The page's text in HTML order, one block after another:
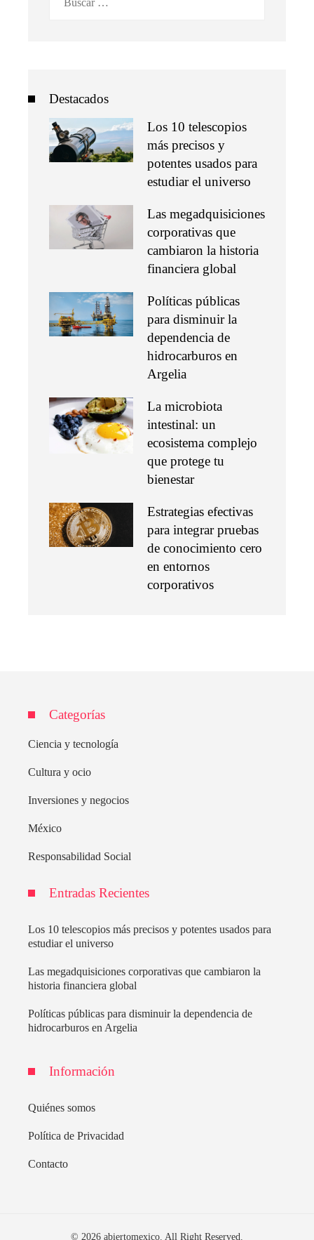
Destacados
Los 10 telescopios
más precisos y
potentes usados para
estudiar el universo
Las megadquisiciones
corporativas que
cambiaron la historia
financiera global
Políticas públicas
para disminuir la
dependencia de
hidrocarburos en
Argelia
La microbiota
intestinal: un
ecosistema complejo
que protege tu
bienestar
Estrategias efectivas
para integrar pruebas
de conocimiento cero
en entornos
corporativos
Categorías
Ciencia y tecnología
Cultura y ocio
Inversiones y negocios
México
Responsabilidad Social
Entradas Recientes
Los 10 telescopios más precisos y potentes usados para
estudiar el universo
Las megadquisiciones corporativas que cambiaron la
historia financiera global
Políticas públicas para disminuir la dependencia de
hidrocarburos en Argelia
Información
Quiénes somos
Política de Privacidad
Contacto
© 2026 abiertomexico. All Right Reserved.